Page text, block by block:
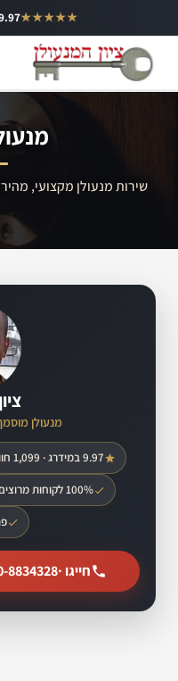
לתוכן
★★★★★באר יעקב
ראשון לציון
רמלה
מנעולן
9.97 במידרג · 1,099 חוות דעת
100% לקוחות מרוצים
חייגו ·8834328